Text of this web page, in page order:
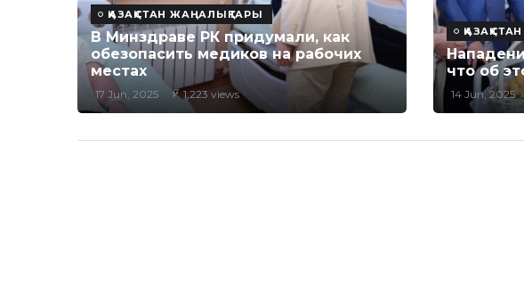
ҚАЗАҚСТАН ЖАҢАЛЫҚТАРЫ
В Минздраве РК придумали, как
обезопасить медиков на рабочих
местах
17 Jun, 2025 1,223 views
что об
14 Jun, 2025